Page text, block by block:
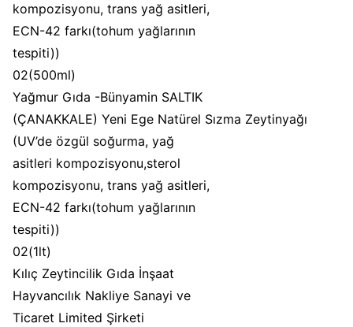
kompozisyonu, trans yağ asitleri,
ECN-42 farkı(tohum yağlarının
tespiti))
02(500ml)
Yağmur Gıda -Bünyamin SALTIK
(ÇANAKKALE) Yeni Ege Natürel Sızma Zeytinyağı
(UV’de özgül soğurma, yağ
asitleri kompozisyonu,sterol
kompozisyonu, trans yağ asitleri,
ECN-42 farkı(tohum yağlarının
tespiti))
02(1lt)
Kılıç Zeytincilik Gıda İnşaat
Hayvancılık Nakliye Sanayi ve
Ticaret Limited Şirketi